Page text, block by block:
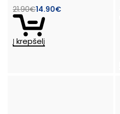
21.90€14.90€
Į krepšelį